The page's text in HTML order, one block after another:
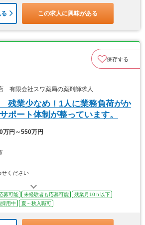
この求人に興味がある
保存する
有限会社スワ薬局の薬剤師求人
残業少なめ！1人に業務負荷がか
ポート体制が整っています。
万円～550万円
ください
募可能 未経験者も応募可能
残業月10ｈ以下
用中 夏～秋入職可